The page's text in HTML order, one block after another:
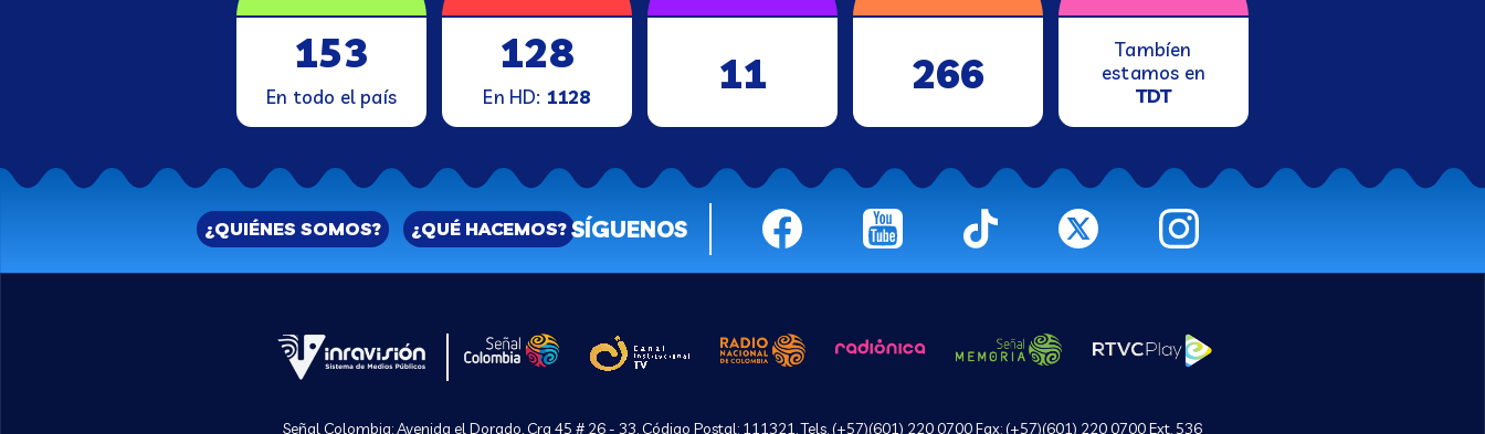
153
En todo el país
128
En HD: 1128 11 266
Tambíen
estamos en
TDT
¿QUIÉNES SOMOS? ¿QUÉ HACEMOS? SÍGUENOS
Señal Colombia: Avenida el Dorado, Cra 45 # 26 - 33, Código Postal: 111321. Tels. (+57)(601) 220 0700 Fax: (+57)(601) 220 0700 Ext. 536